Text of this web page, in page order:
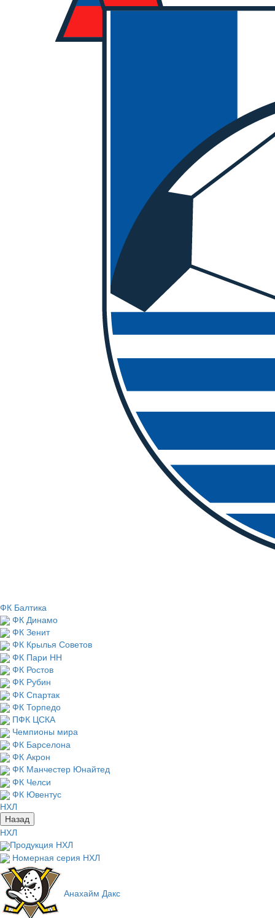
ФК Балтика
ФК Динамо
ФК Зенит
ФК Крылья Советов
ФК Пари НН
ФК Ростов
ФК Рубин
ФК Спартак
ФК Торпедо
ПФК ЦСКА
Чемпионы мира
ФК Барселона
ФК Акрон
ФК Манчестер Юнайтед
ФК Челси
ФК Ювентус
НХЛ
Назад
НХЛ
Продукция НХЛ
Номерная серия НХЛ
Анахайм Дакс